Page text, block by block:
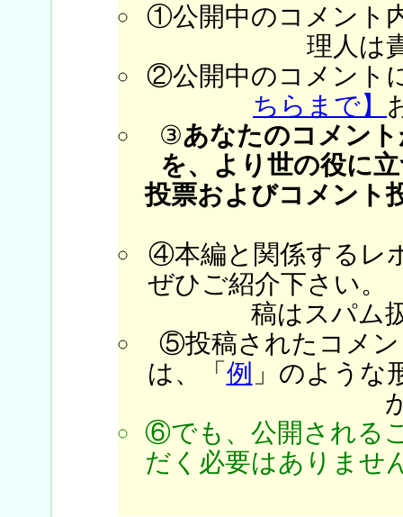
①公開中のコメント
理人は
②公開中のコメント
ちらまで】
③あなたのコメン
を、より世の役に
投票およびコメント
④本編と関係するレ
ぜひご紹介下さい。
稿はスパム
⑤投稿されたコメン
は、「 例 」のような
⑥でも、公開される
だく必要はありませ